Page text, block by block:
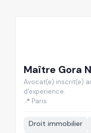
Maître Gora
Avocat(e) inscrit(e)
d'experience.
📍 Paris
Droit immobilier